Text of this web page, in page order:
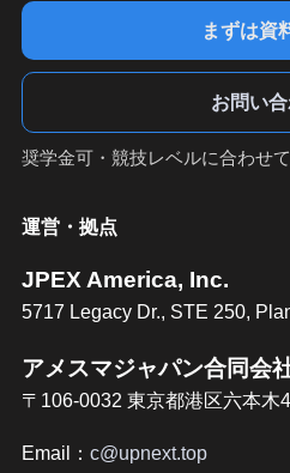
まずは資
お問い
奨学金可・競技レベルに合わせ
運営・拠点
JPEX America, Inc.
5717 Legacy Dr., STE 250,
アメスマジャパン合同会
〒106-0032 東京都港区六本木
Email： c@upnext.top